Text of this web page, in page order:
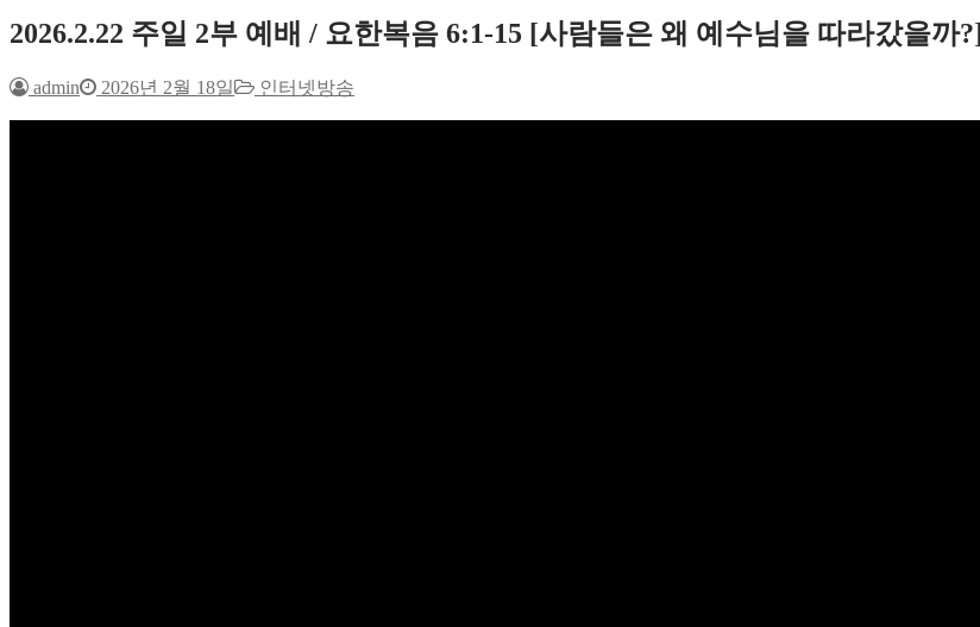
2026.2.22 주일 2부 예배 / 요한복음 6:1-15 [사람들은 왜 예수님을 따라갔을까?]
admin 2026년 2월 18일 인터넷방송